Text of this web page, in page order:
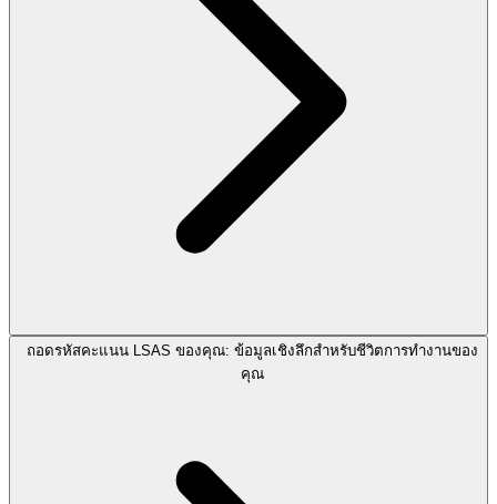
ถอดรหัสคะแนน LSAS ของคุณ: ข้อมูลเชิงลึกสำหรับชีวิตการทำงานของ
คุณ